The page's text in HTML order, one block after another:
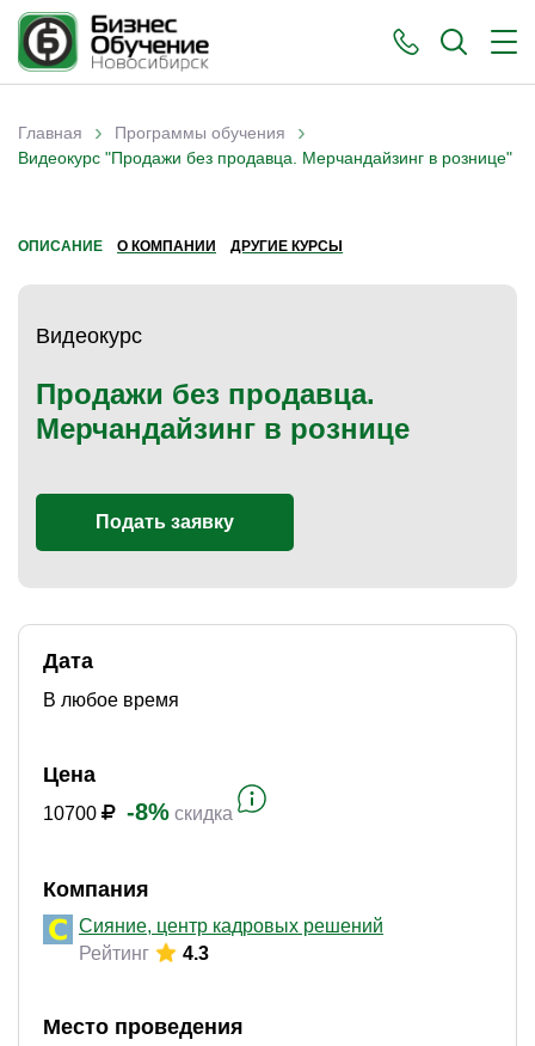
Вы здесь
Главная › Программы обучения ›
Видеокурс "Продажи без продавца. Мерчандайзинг в рознице"
ОПИСАНИЕ О КОМПАНИИ ДРУГИЕ КУРСЫ
Видеокурс
Продажи без продавца.
Мерчандайзинг в рознице
Подать заявку
Дата
В любое время
Цена
10700 -8% скидка
Компания
Сияние, центр кадровых решений
Рейтинг
4.3
Место проведения